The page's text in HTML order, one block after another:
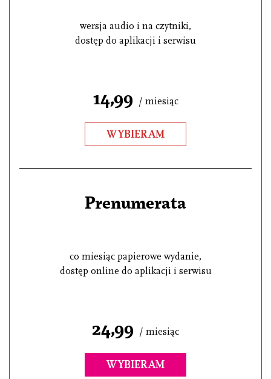
wersja audio i na czytniki,
dostęp do aplikacji i serwisu
14,99 / miesiąc
WYBIERAM
Prenumerata
co miesiąc papierowe wydanie,
dostęp online do aplikacji i serwisu
24,99 / miesiąc
WYBIERAM